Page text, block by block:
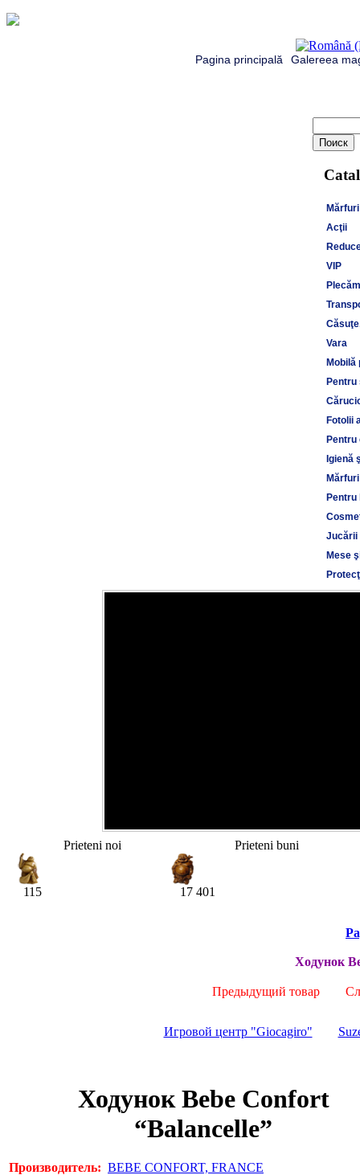
Pagina principală Galereea
Acţii
VIP
Vara
Mobilă
Pentru
Fotolii
Igienă
Pentru
Jucării
Mese
Prieteni noi
115
Prieteni buni
17 401
Ходунок
Предыдущий товар
Игровой центр "Giocagiro"
Ходунок Bebe Confort
“Balancelle”
Производитель: BEBE CONFORT, FRANCE